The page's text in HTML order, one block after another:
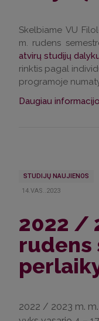
Skelbiame VU
m. rudens
atvirų studijų
rinktis pagal
programoje
Daugiau
STUDIJŲ NAUJIENOS
14.VAS..2023
2022 /
rudens
2022 / 2023 m.